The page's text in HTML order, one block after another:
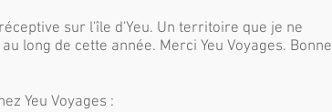
sur l'île d'Yeu. Un territoire que je ne
long de cette année. Merci Yeu Voyages. Bonne
Yeu Voyages :